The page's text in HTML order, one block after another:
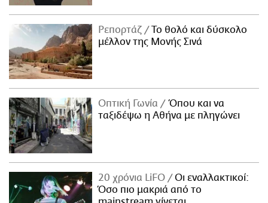
Ρεπορτάζ
Το θολό και δύσκολο
μέλλον της Μονής Σινά
Οπτική Γωνία
Όπου και να
ταξιδέψω η Αθήνα με πληγώνει
20 χρόνια LiFO
Οι εναλλακτικοί:
Όσο πιο μακριά από το